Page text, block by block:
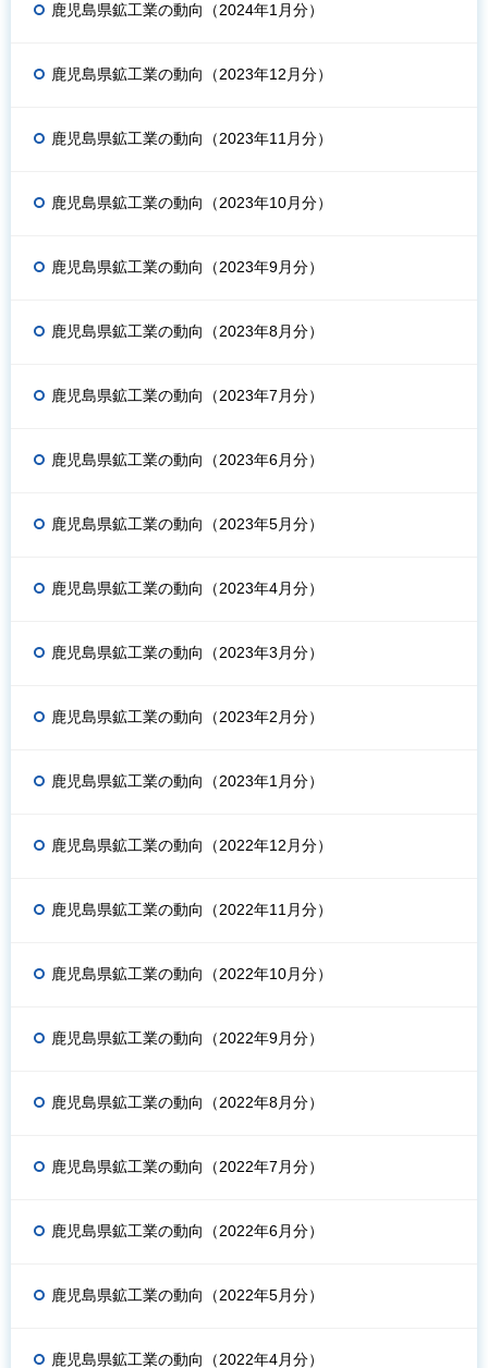
鹿児島県鉱工業の動向（2024年1月分）
鹿児島県鉱工業の動向（2023年12月分）
鹿児島県鉱工業の動向（2023年11月分）
鹿児島県鉱工業の動向（2023年10月分）
鹿児島県鉱工業の動向（2023年9月分）
鹿児島県鉱工業の動向（2023年8月分）
鹿児島県鉱工業の動向（2023年7月分）
鹿児島県鉱工業の動向（2023年6月分）
鹿児島県鉱工業の動向（2023年5月分）
鹿児島県鉱工業の動向（2023年4月分）
鹿児島県鉱工業の動向（2023年3月分）
鹿児島県鉱工業の動向（2023年2月分）
鹿児島県鉱工業の動向（2023年1月分）
鹿児島県鉱工業の動向（2022年12月分）
鹿児島県鉱工業の動向（2022年11月分）
鹿児島県鉱工業の動向（2022年10月分）
鹿児島県鉱工業の動向（2022年9月分）
鹿児島県鉱工業の動向（2022年8月分）
鹿児島県鉱工業の動向（2022年7月分）
鹿児島県鉱工業の動向（2022年6月分）
鹿児島県鉱工業の動向（2022年5月分）
鹿児島県鉱工業の動向（2022年4月分）